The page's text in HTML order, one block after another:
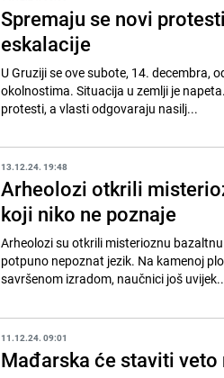
Spremaju se novi
eskalacije
U Gruziji se ove subote, 14. decembra,
okolnostima. Situacija u zemlji je
protesti, a vlasti odgovaraju nasilj...
13.12.24. 19:48
Arheolozi otkrili
koji niko ne poznaje
Arheolozi su otkrili misterioznu
potpuno nepoznat jezik. Na kamenoj
savršenom izradom, naučnici još
11.12.24. 09:01
Mađarska će staviti veto